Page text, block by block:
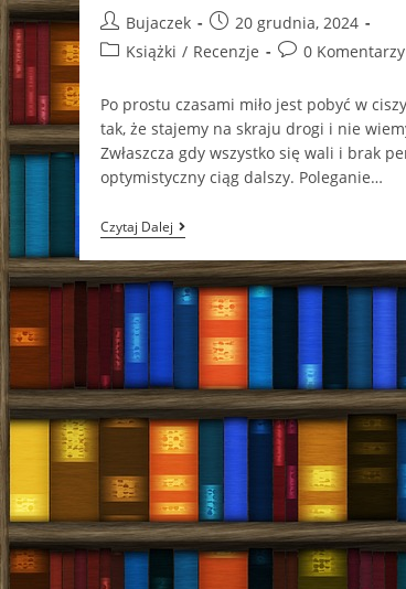
Post
author:
Bujaczek
Post
published:
20 grudnia, 2024
PostKsiążki / Recenzje
Post0 Komentarzy
Po prostu czasami miło jest pobyć w
tak, że stajemy na skraju drogi i nie
Zwłaszcza gdy wszystko się wali i brak
optymistyczny ciąg dalszy. Poleganie…
Czytaj DalejŚwiąteczna
Księgarnia
Jenny
Colgan
[ChristmasBooks]